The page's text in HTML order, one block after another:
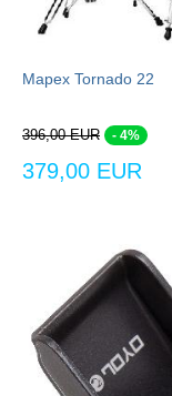
Mapex Tornado 22
396,00 EUR - 4%
379,00 EUR